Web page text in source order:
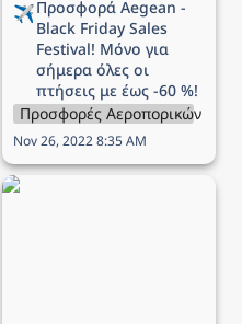
✈️
Black Friday Sales
Festival! Μόνο για
σήμερα όλες οι
πτήσεις με έως -60 %!
Προσφορές Αεροπορικών
Nov 26, 2022 8:35 AM
Προσφορά Sky Express -